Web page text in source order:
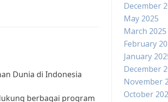
Dunia di Indonesia
berbagai program
December
May 2025
March 2025
February
January
December
November
October